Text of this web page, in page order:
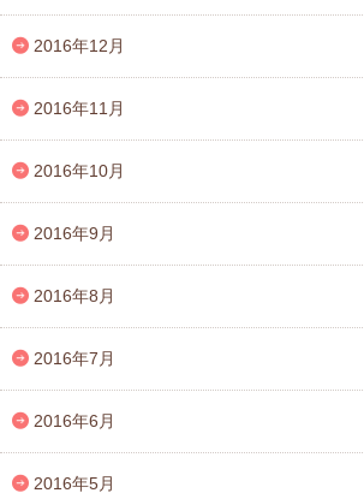
2016年12月
2016年11月
2016年10月
2016年9月
2016年8月
2016年7月
2016年6月
2016年5月